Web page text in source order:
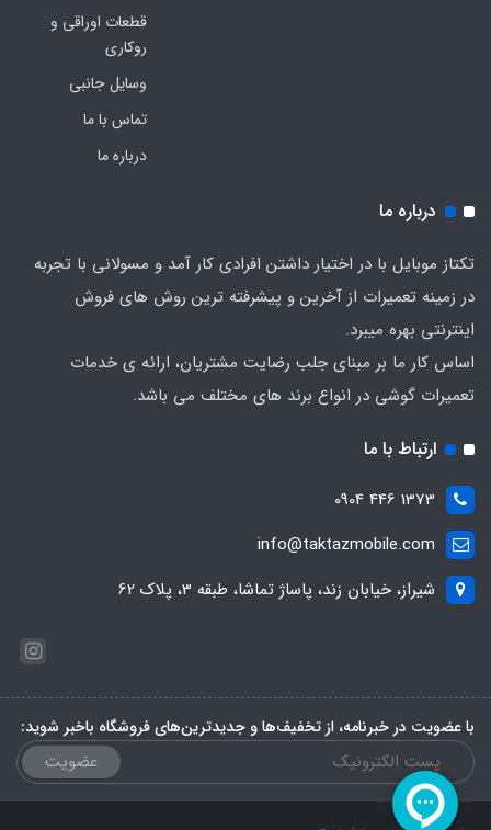
قطعات اوراقی و
روکاری
وسایل جانبی
تماس با ما
درباره ما
درباره ما
تکتاز موبایل با در اختیار داشتن افرادی کار آمد و مسولانی با تجربه
در زمینه تعمیرات از آخرین و پیشرفته ترین روش های فروش
اینترنتی بهره میبرد.
اساس کار ما بر مبنای جلب رضایت مشتریان، ارائه ی خدمات
تعمیرات گوشی در انواع برند های مختلف می باشد.
ارتباط با ما
1373 446 0904
info@taktazmobile.com
شیراز، خیابان زند، پاساژ تماشا، طبقه 3، پلاک 62
با عضویت در خبرنامه، از تخفیف‌ها و جدیدترین‌های فروشگاه باخبر شوید:
عضویت